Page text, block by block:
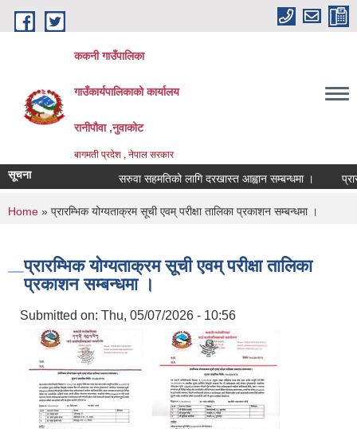
Skip to main content
ककनी गाउँपालिका
गाउँकार्यपालिकाको कार्यालय
रानीपौवा ,नुवाकोट
बागमती प्रदेश , नेपाल सरकार
सूचना सरुवा सहमतिको लागि दरखास्त आह्वान सम्बन्धमा ।
You are here
Home » प्रारम्भिक योग्यताक्रम सूची एवम् परीक्षा तालिका प्रकाशन सम्बन्धमा ।
प्रारम्भिक योग्यताक्रम सूची एवम् परीक्षा तालिका
प्रकाशन सम्बन्धमा ।
Submitted on: Thu, 05/07/2026 - 10:56